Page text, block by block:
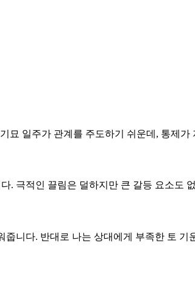
묘 일주가 관계를 주도하기 쉬운데, 통제
. 극적인 끌림은 덜하지만 큰 갈등 요소도
니다. 반대로 나는 상대에게 부족한 토